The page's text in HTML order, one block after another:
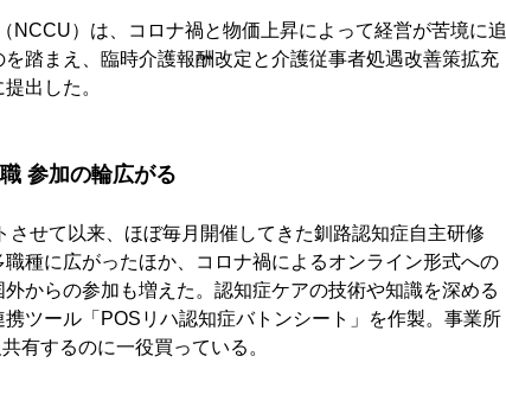
）は、コロナ禍と物価上昇によって経営が苦境に追
踏まえ、臨時介護報酬改定と介護従事者処遇改善策拡充
出した。
参加の輪広がる
せて以来、ほぼ毎月開催してきた釧路認知症自主研修
種に広がったほか、コロナ禍によるオンライン形式への
からの参加も増えた。認知症ケアの技術や知識を深める
ツール「POSリハ認知症バトンシート」を作製。事業所
有するのに一役買っている。